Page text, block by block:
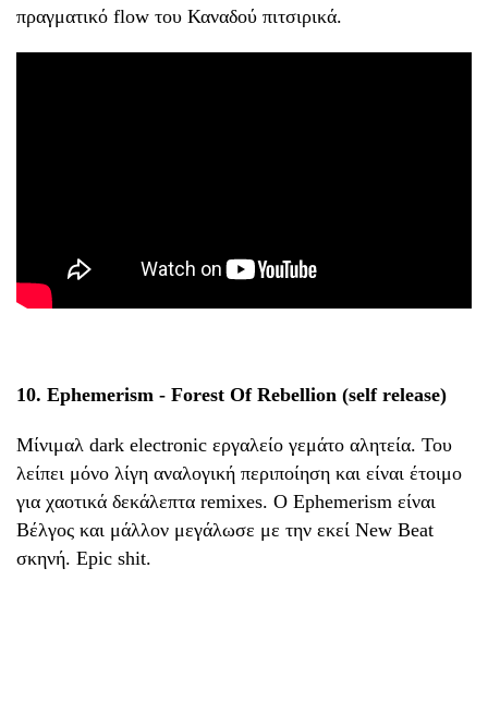
πραγματικό flow του Καναδού πιτσιρικά.
10. Ephemerism - Forest Of Rebellion (self release)
Μίνιμαλ dark electronic εργαλείο γεμάτο αλητεία. Του
λείπει μόνο λίγη αναλογική περιποίηση και είναι έτοιμο
για χαοτικά δεκάλεπτα remixes. O Ephemerism είναι
Βέλγος και μάλλον μεγάλωσε με την εκεί New Beat
σκηνή. Epic shit.